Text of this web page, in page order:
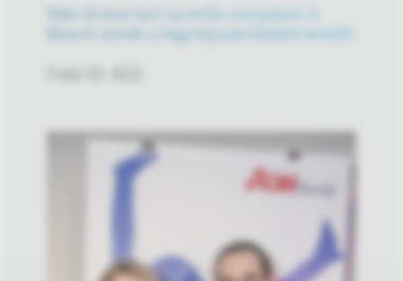
Már öt éve tart az erős vonzalom A
Bosch ismét a legnépszerűbbek között